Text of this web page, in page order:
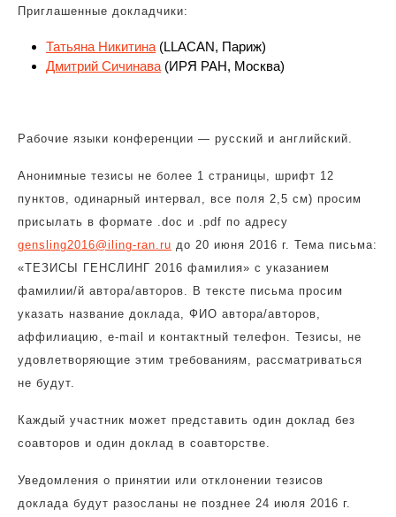
Приглашенные докладчики:
Татьяна Никитина (LLACAN, Париж)
Дмитрий Сичинава (ИРЯ РАН, Москва)
Рабочие языки конференции — русский и английский.
Анонимные тезисы не более 1 страницы, шрифт 12
пунктов, одинарный интервал, все поля 2,5 см) просим
присылать в формате .doc и .pdf по адресу
gensling2016@iling-ran.ru до 20 июня 2016 г. Тема письма:
«ТЕЗИСЫ ГЕНСЛИНГ 2016 фамилия» с указанием
фамилии/й автора/авторов. В тексте письма просим
указать название доклада, ФИО автора/авторов,
аффилиацию, e-mail и контактный телефон. Тезисы, не
удовлетворяющие этим требованиям, рассматриваться
не будут.
Каждый участник может представить один доклад без
соавторов и один доклад в соавторстве.
Уведомления о принятии или отклонении тезисов
доклада будут разосланы не позднее 24 июля 2016 г.